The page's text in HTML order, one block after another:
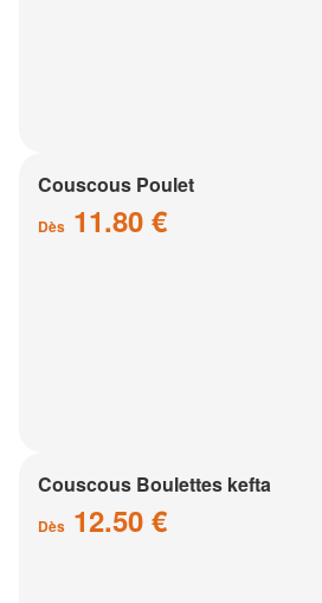
Couscous Poulet
Dès 11.80 €
Couscous Boulettes kefta
Dès 12.50 €